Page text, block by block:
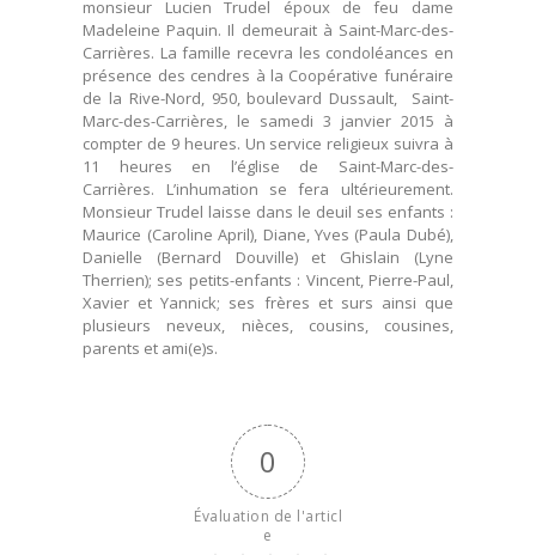
monsieur Lucien Trudel époux de feu dame
Madeleine Paquin. Il demeurait à Saint-Marc-des-
Carrières. La famille recevra les condoléances en
présence des cendres à la Coopérative funéraire
de la Rive-Nord, 950, boulevard Dussault, Saint-
Marc-des-Carrières, le samedi 3 janvier 2015 à
compter de 9 heures. Un service religieux suivra à
11 heures en l’église de Saint-Marc-des-
Carrières. L’inhumation se fera ultérieurement.
Monsieur Trudel laisse dans le deuil ses enfants :
Maurice (Caroline April), Diane, Yves (Paula Dubé),
Danielle (Bernard Douville) et Ghislain (Lyne
Therrien); ses petits-enfants : Vincent, Pierre-Paul,
Xavier et Yannick; ses frères et surs ainsi que
plusieurs neveux, nièces, cousins, cousines,
parents et ami(e)s.
0
Évaluation de l'articl
e